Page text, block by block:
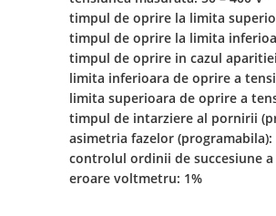
timpul de oprire la limita
timpul de oprire la limita
timpul de oprire in cazul
limita inferioara de oprire a
limita superioara de oprire a
timpul de intarziere al pornirii
asimetria fazelor (programabila):
controlul ordinii de succesiune
eroare voltmetru: 1%